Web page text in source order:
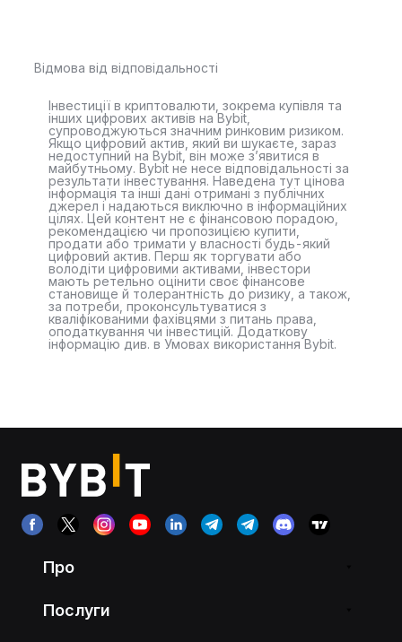
Відмова від відповідальності
Інвестиції в криптовалюти, зокрема купівля та
інших цифрових активів на Bybit,
супроводжуються значним ринковим ризиком.
Якщо цифровий актив, який ви шукаєте, зараз
недоступний на Bybit, він може з’явитися в
майбутньому. Bybit не несе відповідальності за
результати інвестування. Наведена тут цінова
інформація та інші дані отримані з публічних
джерел і надаються виключно в інформаційних
цілях. Цей контент не є фінансовою порадою,
рекомендацією чи пропозицією купити,
продати або тримати у власності будь-який
цифровий актив. Перш як торгувати або
володіти цифровими активами, інвестори
мають ретельно оцінити своє фінансове
становище й толерантність до ризику, а також,
за потреби, проконсультуватися з
кваліфікованими фахівцями з питань права,
оподаткування чи інвестицій. Додаткову
інформацію див. в Умовах використання Bybit.
Про
Послуги